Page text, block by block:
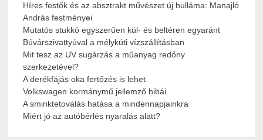
Híres festők és az absztrakt művészet új hulláma: Manajló
András festményei
Mutatós stukkó egyszerűen kül- és beltéren egyaránt
Búvárszivattyúval a mélykúti vízszállításban
Mit tesz az UV sugárzás a műanyag redőny
szerkezetével?
A derékfájás oka fertőzés is lehet
Volkswagen kormánymű jellemző hibái
A sminktetoválás hatása a mindennapjainkra
Miért jó az autóbérlés nyaralás alatt?